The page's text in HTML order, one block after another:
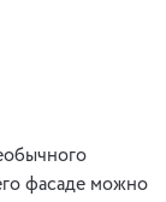
фасаде можно